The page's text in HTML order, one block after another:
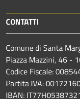
CONTATTI
Comune di Santa
Piazza Mazzini, 46 -
Codice Fiscale:
Partita IVA:
IBAN: